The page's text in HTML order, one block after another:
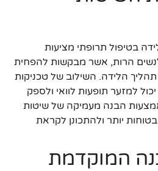
בטיפול תרופתי מציעות
הרות, אשר מבקשות להפחית
הלידה. השילוב של טכניקות
למזער תופעות לוואי ולספק
הבנה מעמיקה של שיטות
יותר ולהתכונן לקראת
המוקדמת